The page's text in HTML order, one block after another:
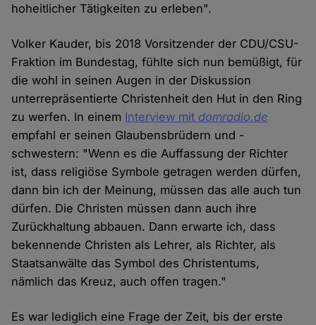
hoheitlicher Tätigkeiten zu erleben".
Volker Kauder, bis 2018 Vorsitzender der CDU/CSU-
Fraktion im Bundestag, fühlte sich nun bemüßigt, für
die wohl in seinen Augen in der Diskussion
unterrepräsentierte Christenheit den Hut in den Ring
zu werfen. In einem Interview mit domradio.de
empfahl er seinen Glaubensbrüdern und -
schwestern: "Wenn es die Auffassung der Richter
ist, dass religiöse Symbole getragen werden dürfen,
dann bin ich der Meinung, müssen das alle auch tun
dürfen. Die Christen müssen dann auch ihre
Zurückhaltung abbauen. Dann erwarte ich, dass
bekennende Christen als Lehrer, als Richter, als
Staatsanwälte das Symbol des Christentums,
nämlich das Kreuz, auch offen tragen."
Es war lediglich eine Frage der Zeit, bis der erste